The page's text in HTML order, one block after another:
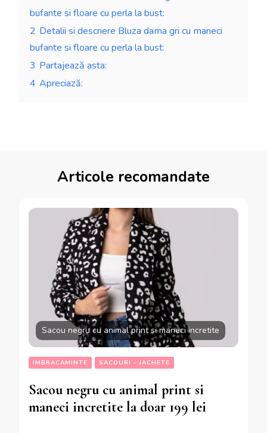
bufante si floare cu perla la bust:
2 Detalii si descriere Bluza dama gri cu maneci
bufante si floare cu perla la bust:
3 Partajează asta:
4 Apreciază:
Articole recomandate
Sacou negru cu animal print si maneci incretite
IMBRACAMINTE SACOURI - JACHETE
Sacou negru cu animal print si
maneci incretite la doar 199 lei